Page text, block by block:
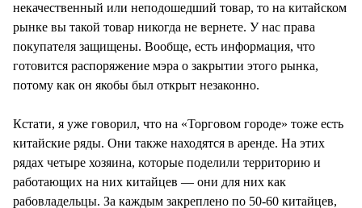
некачественный или неподошедший товар, то на китайском
рынке вы такой товар никогда не вернете. У нас права
покупателя защищены. Вообще, есть информация, что
готовится распоряжение мэра о закрытии этого рынка,
потому как он якобы был открыт незаконно.
Кстати, я уже говорил, что на «Торговом городе» тоже есть
китайские ряды. Они также находятся в аренде. На этих
рядах четыре хозяина, которые поделили территорию и
работающих на них китайцев — они для них как
рабовладельцы. За каждым закреплено по 50-60 китайцев,